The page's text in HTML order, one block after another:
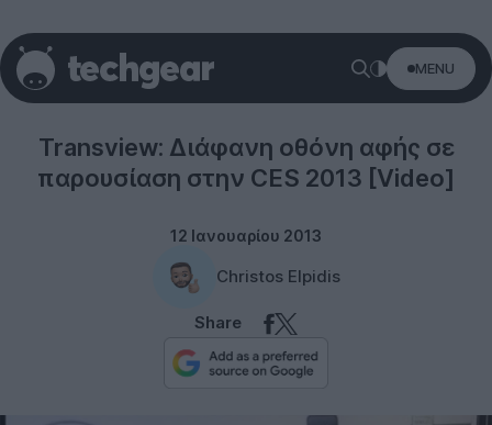
MENU
Technology
Transview: Διάφανη οθόνη αφής σε
παρουσίαση στην CES 2013 [Video]
12 Ιανουαρίου 2013
Christos Elpidis
Share